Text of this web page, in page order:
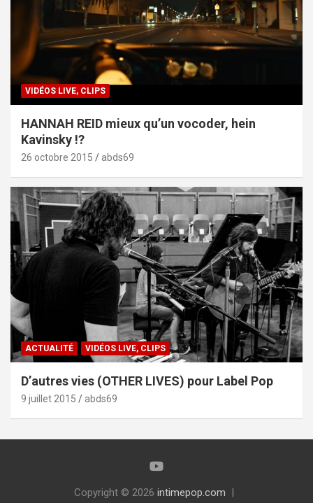
VIDÉOS LIVE, CLIPS
HANNAH REID mieux qu’un vocoder, hein
Kavinsky !?
26 octobre 2015 abds69
ACTUALITÉ VIDÉOS LIVE, CLIPS
D’autres vies (OTHER LIVES) pour Label Pop
9 juillet 2015 abds69
Copyright © 2026 intimepop.com